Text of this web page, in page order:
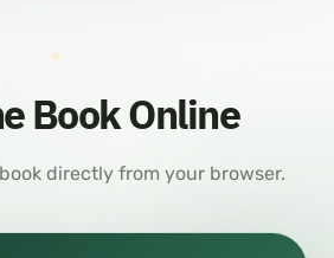
Book Online
directly from your browser.